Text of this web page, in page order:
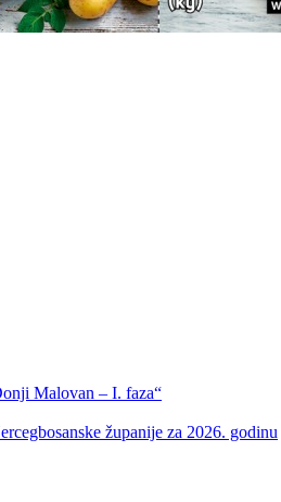
Malovan – I. faza“
županije za 2026. godinu